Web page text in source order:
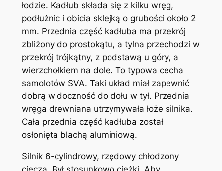
łodzie. Kadłub składa się z kilku wręg,
podłużnic i obicia sklejką o grubości około 2
mm. Przednia część kadłuba ma przekrój
zbliżony do prostokątu, a tylna przechodzi w
przekrój trójkątny, z podstawą u góry, a
wierzchołkiem na dole. To typowa cecha
samolotów SVA. Taki układ miał zapewnić
dobrą widoczność do dołu w tył. Przednia
wręga drewniana utrzymywała łoże silnika.
Cała przednia część kadłuba został
osłonięta blachą aluminiową.
Silnik 6-cylindrowy, rzędowy chłodzony